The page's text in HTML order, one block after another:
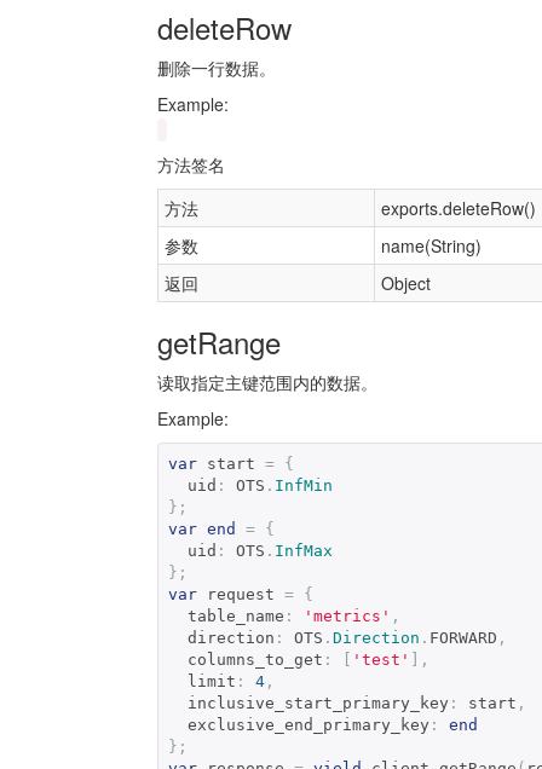
deleteRow
删除一行数据。
Example:
方法签名
方法
exports.deleteRow()
参数
name(String)
返回
Object
getRange
读取指定主键范围内的数据。
Example:
var start = {
  uid
: OTS . InfMin
};
var end = {
  uid
: OTS . InfMax
};
var request = {
  table_name
: 'metrics' ,
  direction
: OTS . Direction . FORWARD ,
  columns_to_get
: 'test'
],
  limit
: 4 ,
  inclusive_start_primary_key
: start ,
  exclusive_end_primary_key
:
end
};